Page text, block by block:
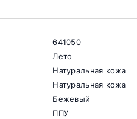
641050
Лето
Натуральная кожа
Натуральная кожа
Бежевый
ППУ